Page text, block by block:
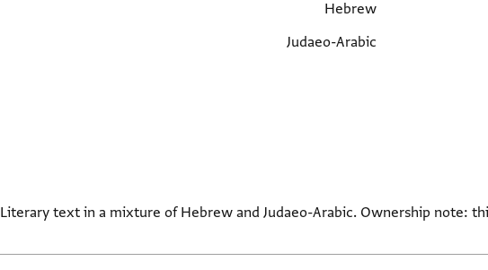
Hebrew
Judaeo-Arabic
Literary text in a mixture of Hebrew and Judaeo-Arabic. Ownership note: